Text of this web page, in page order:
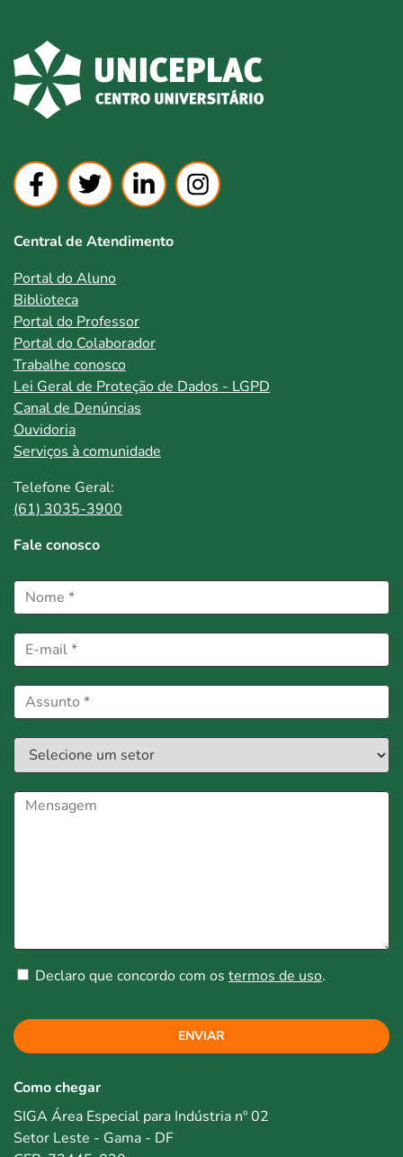
Central de Atendimento
Portal do Aluno
Biblioteca
Portal do Professor
Portal do Colaborador
Trabalhe conosco
Lei Geral de Proteção de Dados - LGPD
Canal de Denúncias
Ouvidoria
Serviços à comunidade
Telefone Geral:
(61) 3035-3900
Fale conosco
Declaro que concordo com os termos de uso.
ENVIAR
Como chegar
SIGA Área Especial para Indústria nº 02
Setor Leste - Gama - DF